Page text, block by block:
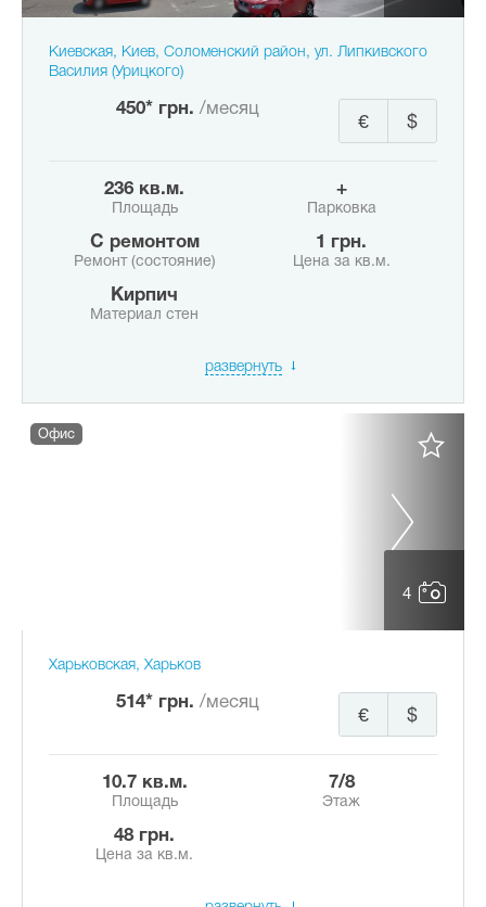
Киевская, Киев, Соломенский район, ул. Липкивского
Василия (Урицкого)
450* грн. /месяц
$
€
236 кв.м.
Площадь
+
Парковка
с ремонтом
Ремонт (состояние)
1 грн.
Цена за кв.м.
Кирпич
Материал стен
развернуть
4
Офис
Харьковская, Харьков
514* грн. /месяц
$
€
10.7 кв.м.
Площадь
7/8
Этаж
48 грн.
Цена за кв.м.